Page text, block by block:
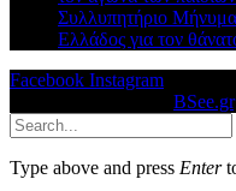
Συλλυπητήριο
Ελλάδος για τον
Facebook Instagram
BSee.gr.
Type above and press Enter